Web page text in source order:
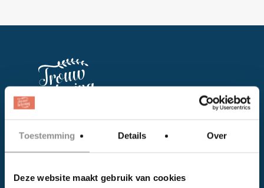
Toestemming Details Over
Deze website maakt gebruik van cookies
Facebook
Instagram